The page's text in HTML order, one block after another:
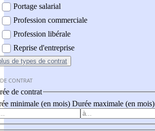
Portage salarial
Profession commerciale
Profession libérale
Reprise d'entreprise
de types de contrat
CONTRAT
de contrat
minimale (en mois) Durée maximale (en mois)